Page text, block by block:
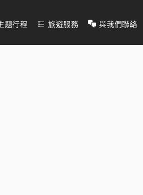
題行程 旅遊服務 與我們聯絡